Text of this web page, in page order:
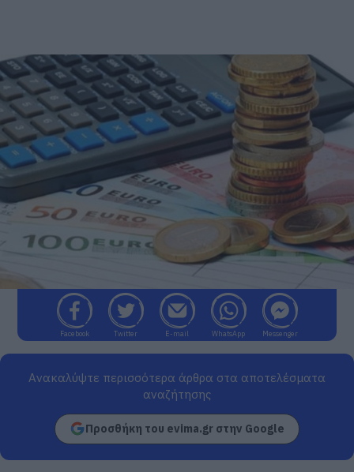
Facebook Twitter E-mail WhatsApp Messenger
Ανακαλύψτε περισσότερα άρθρα στα αποτελέσματα
αναζήτησης
Προσθήκη του evima.gr στην Google